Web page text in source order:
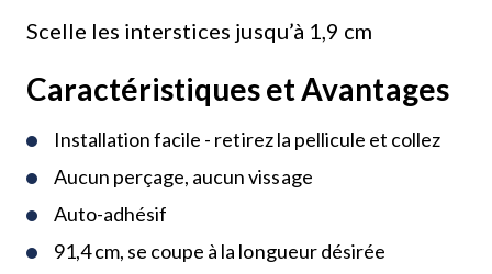
Scelle les interstices jusqu’à 1,9 cm
Caractéristiques et Avantages
Installation facile - retirez la pellicule et collez
Aucun perçage, aucun vissage
Auto-adhésif
91,4 cm, se coupe à la longueur désirée